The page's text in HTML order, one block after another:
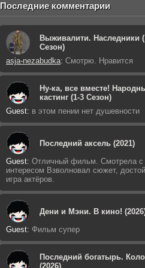
Последние комментарии
Выживалити. Наследники
Сезон)
asja-nezabudka: Смотрю. Нравится
Ну-ка, все вместе!
кастинг (1-3 Сезон)
Guest: в этом пении нет душевности
Последний аксель (2021)
Guest: Отличный фильм. Смотрела с
интересом Взволновал сюжет,
игра актёров.
Дени и Мэни. В кино!
Guest: Фильм супер
Последний богатырь.
(2026)